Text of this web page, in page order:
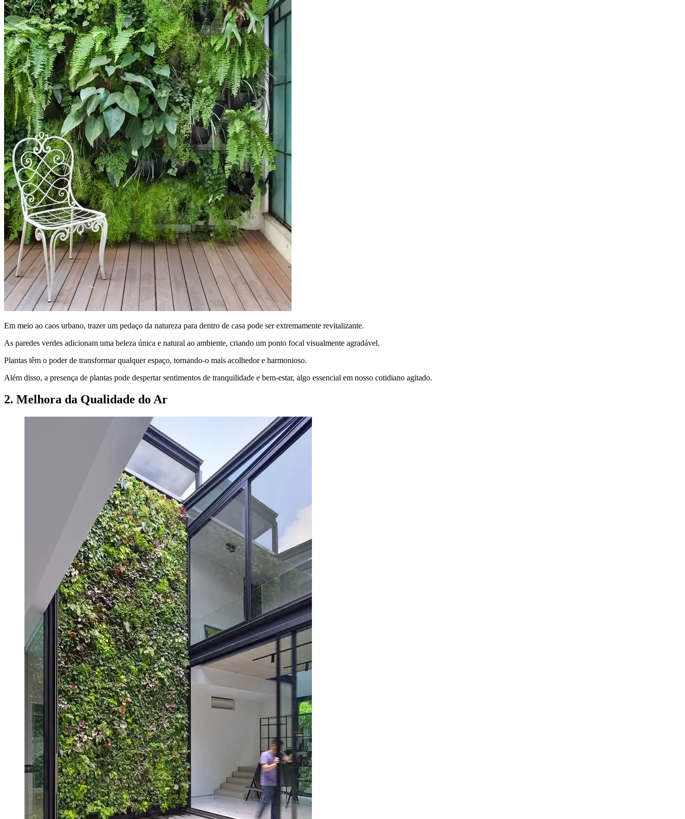
Em meio ao caos urbano, trazer um pedaço da natureza para dentro de casa pode ser extremamente revitalizante.
As paredes verdes adicionam uma beleza única e natural ao ambiente, criando um ponto focal visualmente agradável.
Plantas têm o poder de transformar qualquer espaço, tornando-o mais acolhedor e harmonioso.
Além disso, a presença de plantas pode despertar sentimentos de tranquilidade e bem-estar, algo essencial em nosso cotidiano agitado.
2. Melhora da Qualidade do Ar